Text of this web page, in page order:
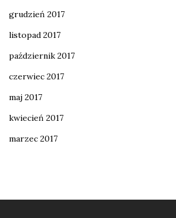
grudzień 2017
listopad 2017
październik 2017
czerwiec 2017
maj 2017
kwiecień 2017
marzec 2017